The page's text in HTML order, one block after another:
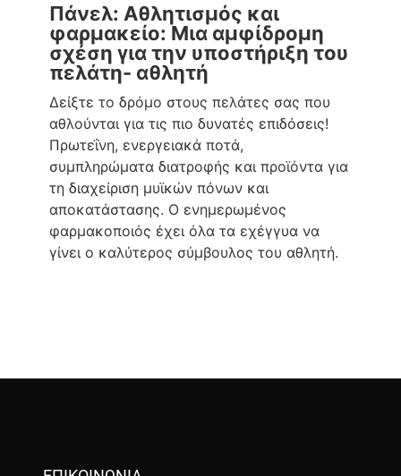
Πάνελ: Αθλητισμός και
φαρμακείο: Μια αμφίδρομη
σχέση για την υποστήριξη του
πελάτη- αθλητή
Δείξτε το δρόμο στους πελάτες σας που
αθλούνται για τις πιο δυνατές επιδόσεις!
Πρωτεΐνη, ενεργειακά ποτά,
συμπληρώματα διατροφής και προϊόντα για
τη διαχείριση μυϊκών πόνων και
αποκατάστασης. Ο ενημερωμένος
φαρμακοποιός έχει όλα τα εχέγγυα να
γίνει ο καλύτερος σύμβουλος του αθλητή.